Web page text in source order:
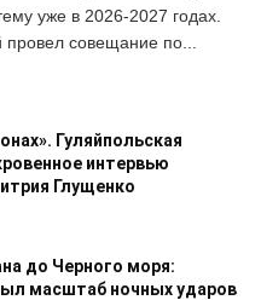
уже в 2026-2027 годах.
совещание по...
Гуляйпольская
интервью
Глущенко
до Черного моря:
масштаб ночных ударов